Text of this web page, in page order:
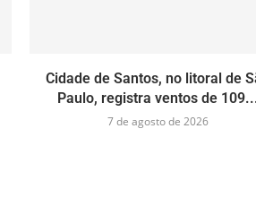
Cidade de Santos, no litoral de
Paulo, registra ventos de
7 de agosto de 2026